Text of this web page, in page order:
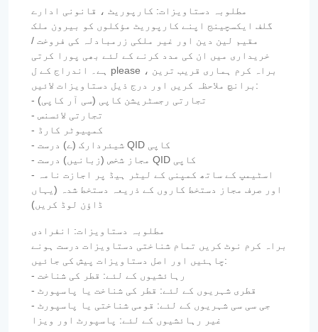
مطلوبہ دستاویزات: کارپوریٹ ، قانونی ادارے
گلف ایکسچینج اپنے کارپوریٹ مؤکلوں کو بیرون ملک
مقیم لین دین اور غیر ملکی زرمبادلہ کی فروخت /
خریداری میں ان کی مدد کرنے کے لئے بھی پورا کرتی
ہے۔ اندراج کے ل please ، براہ کرم ہماری قریب ترین
برانچ ملاحظہ کریں اور درج ذیل دستاویزات لائیں:
- تجارتی رجسٹریشن کاپی (سی آر کاپی)
- تجارتی لائسنس
- کمپیوٹر کارڈ
- شیئردارک (ے) درست QID کاپی
- مجاز شخص (زبانیں) درست QID کاپی
- اسٹیمپ کے ساتھ کمپنی کے لیٹر ہیڈ پر اجازت نامہ
اور صرف مجاز دستخط کاروں کے ذریعہ دستخط شدہ (یہاں
ڈاؤن لوڈ کریں)
مطلوبہ دستاویزات: انفرادی
براہ کرم نوٹ کریں تمام شناختی دستاویزات درست ہونے
چاہئیں اور اصل دستاویزات پیش کی جائیں:
- رہائشیوں کے لئے: قطر کی شناخت
- قطری شہریوں کے لئے: قطر کی شناخت یا پاسپورٹ
- جی سی سی شہریوں کے لئے: قومی شناختی یا پاسپورٹ
غیر رہائشیوں کے لئے: پاسپورٹ اور ویزا